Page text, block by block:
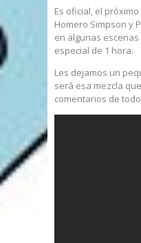
Es oficial, el
Homero Simpson y
en algunas
especial de 1 hora.
Les dejamos un
será esa mezcla
comentarios de